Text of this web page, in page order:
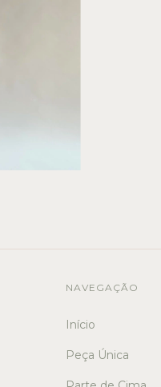
NAVEGAÇÃO
Início
Peça Única